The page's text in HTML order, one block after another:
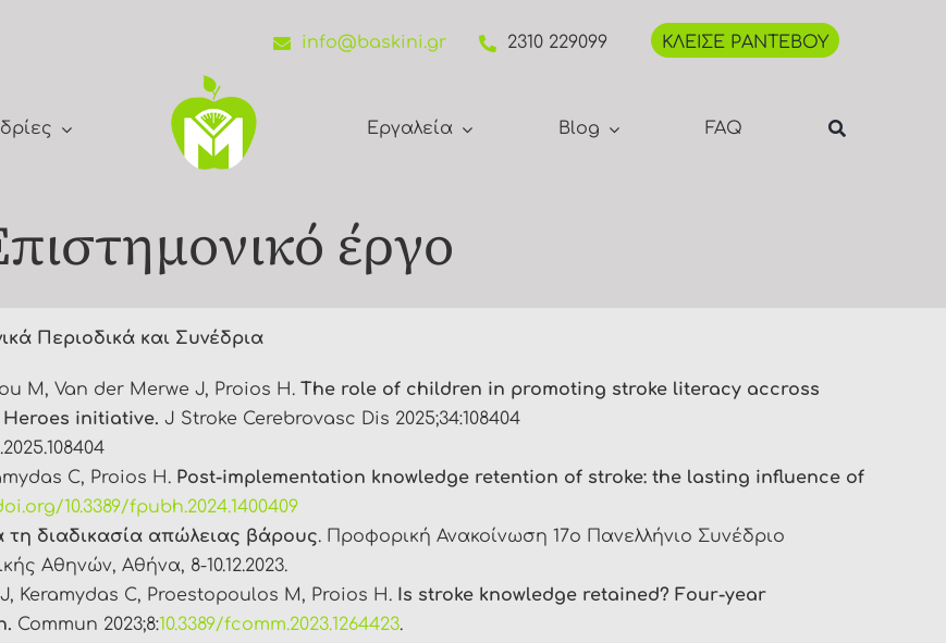
info@baskini.gr 2310 229099 ΚΛΕΙΣΕ ΡΑΝΤΕΒΟΥ
Εργαλεία Blog FAQ
έργο
Περιοδικά και Συνέδρια
M, Van der Merwe J, Proios H. The role of children in promoting stroke literacy accross
Heroes initiative. J Stroke Cerebrovasc Dis 2025;34:108404
C, Proios H. Post-implementation knowledge retention of stroke: the lasting influence of
10.3389/fpubh.2024.1400409
διαδικασία απώλειας βάρους. Προφορική Ανακοίνωση 17ο Πανελλήνιο Συνέδριο
Αθηνών, Αθήνα, 8-10.12.2023.
Keramydas C, Proestopoulos M, Proios H. Is stroke knowledge retained? Four-year
Commun 2023;8:10.3389/fcomm.2023.1264423.